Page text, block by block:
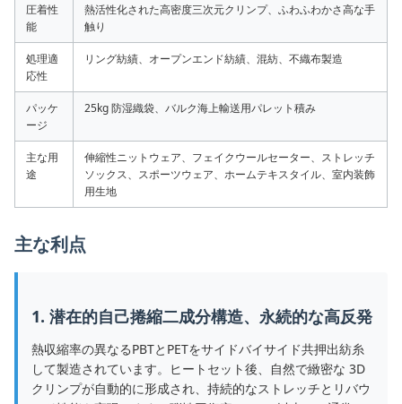
圧着性
能
熱活性化された高密度三次元クリンプ、ふわふわかさ高な手
触り
処理適
応性
リング紡績、オープンエンド紡績、混紡、不織布製造
パッケ
ージ
25kg 防湿織袋、バルク海上輸送用パレット積み
主な用
途
伸縮性ニットウェア、フェイクウールセーター、ストレッチ
ソックス、スポーツウェア、ホームテキスタイル、室内装飾
用生地
主な利点
1. 潜在的自己捲縮二成分構造、永続的な高反発
熱収縮率の異なるPBTとPETをサイドバイサイド共押出紡糸
して製造されています。ヒートセット後、自然で緻密な 3D
クリンプが自動的に形成され、持続的なストレッチとリバウ